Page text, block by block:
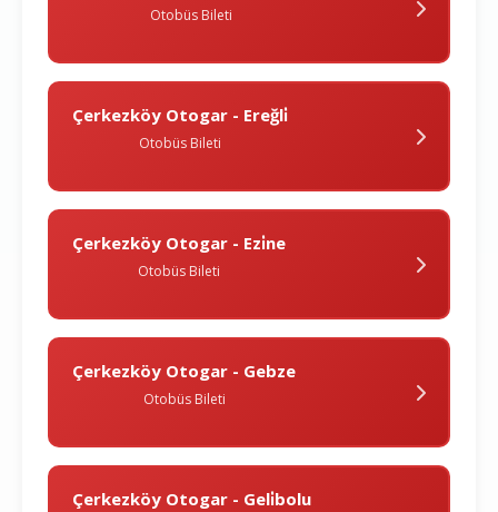
Otobüs Bileti
Çerkezköy Otogar - Ereğli̇
Otobüs Bileti
Çerkezköy Otogar - Ezi̇ne
Otobüs Bileti
Çerkezköy Otogar - Gebze
Otobüs Bileti
Çerkezköy Otogar - Geli̇bolu